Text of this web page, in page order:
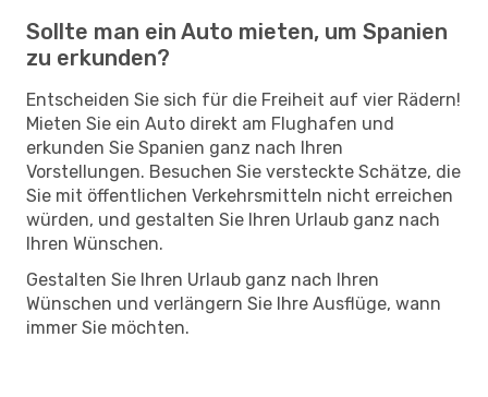
Sollte man ein Auto mieten, um Spanien
zu erkunden?
Entscheiden Sie sich für die Freiheit auf vier Rädern!
Mieten Sie ein Auto direkt am Flughafen und
erkunden Sie Spanien ganz nach Ihren
Vorstellungen. Besuchen Sie versteckte Schätze, die
Sie mit öffentlichen Verkehrsmitteln nicht erreichen
würden, und gestalten Sie Ihren Urlaub ganz nach
Ihren Wünschen.
Gestalten Sie Ihren Urlaub ganz nach Ihren
Wünschen und verlängern Sie Ihre Ausflüge, wann
immer Sie möchten.